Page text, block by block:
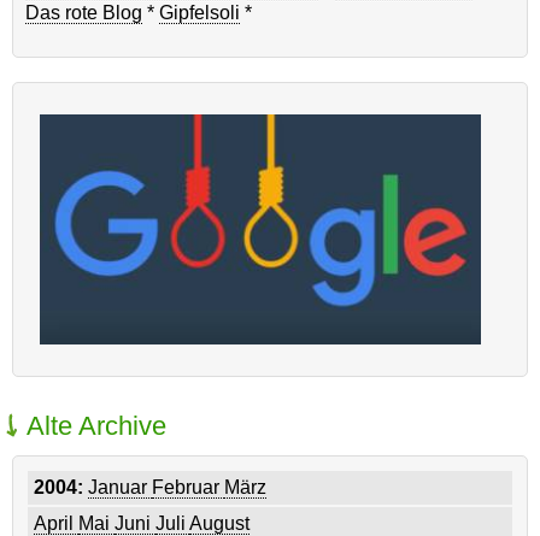
Das rote Blog * Gipfelsoli *
Alte Archive
2004: Januar Februar März
April
Mai Juni Juli August